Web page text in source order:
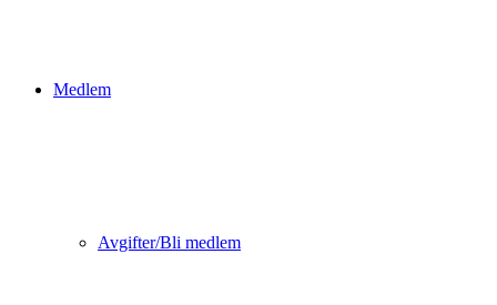
Medlem
Avgifter/Bli medlem